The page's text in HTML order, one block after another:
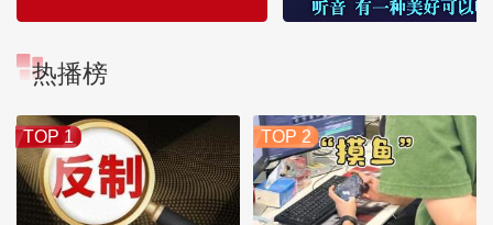
热播榜
TOP 1 TOP 2